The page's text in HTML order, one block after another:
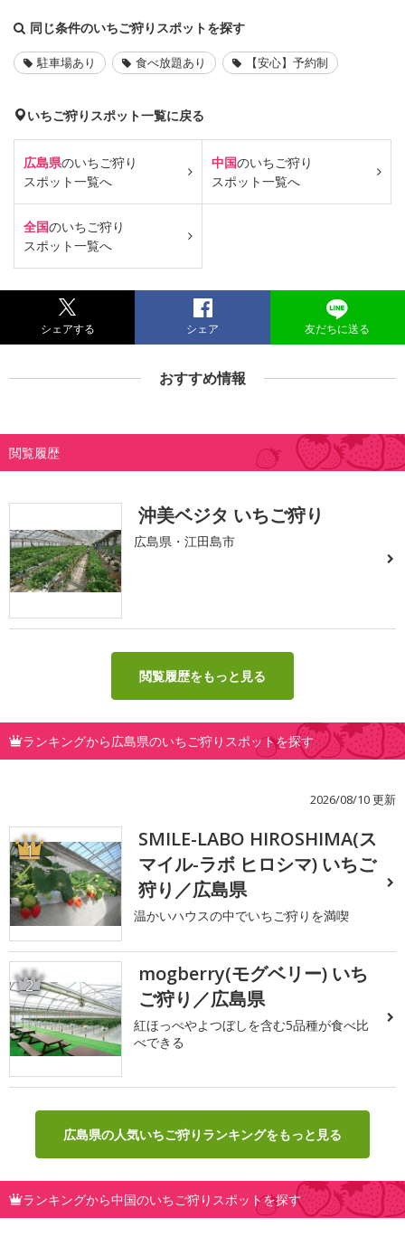
同じ条件のいちご狩りスポットを探す
駐車場あり 食べ放題あり 【安心】予約制
いちご狩りスポット一覧に戻る
広島県のいちご狩り
スポット一覧へ
中国のいちご狩り
スポット一覧へ
全国のいちご狩り
スポット一覧へ
シェアする シェア 友だちに送る
おすすめ情報
閲覧履歴
沖美ベジタ いちご狩り
広島県・江田島市
閲覧履歴をもっと見る
ランキングから広島県のいちご狩りスポットを探す
2026/08/10 更新
1
SMILE-LABO HIROSHIMA(ス
マイル-ラボ ヒロシマ) いちご
狩り／広島県
温かいハウスの中でいちご狩りを満喫
2
mogberry(モグベリー) いち
ご狩り／広島県
紅ほっぺやよつぼしを含む5品種が食べ比
べできる
広島県の人気いちご狩りランキングをもっと見る
ランキングから中国のいちご狩りスポットを探す